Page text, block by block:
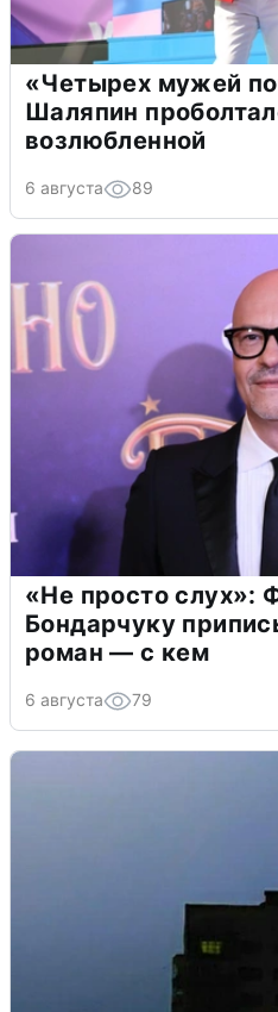
«Четырех мужей
Шаляпин
возлюбленной
6 августа 89
«Не просто слух»:
Бондарчуку
роман — с кем
6 августа 79